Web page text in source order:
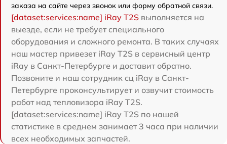
заказа на сайте через звонок или форму обратной связи.
[dataset:services:name] iRay T2S выполняется на
выезде, если не требует специального
оборудования и сложного ремонта. В таких случаях
наш мастер привезет iRay T2S в сервисный центр
iRay в Санкт-Петербурге и доставит обратно.
Позвоните и наш сотрудник сц iRay в Санкт-
Петербурге проконсультирует и озвучит стоимость
работ над тепловизора iRay T2S.
[dataset:services:name] iRay T2S по нашей
статистике в среднем занимает 3 часа при наличии
всех необходимых запчастей.